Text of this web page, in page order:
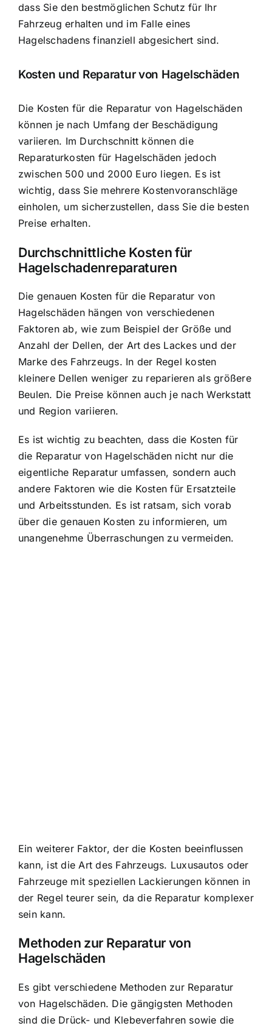
dass Sie den bestmöglichen Schutz für Ihr
Fahrzeug erhalten und im Falle eines
Hagelschadens finanziell abgesichert sind.
Kosten und Reparatur von Hagelschäden
Die Kosten für die Reparatur von Hagelschäden
können je nach Umfang der Beschädigung
variieren. Im Durchschnitt können die
Reparaturkosten für Hagelschäden jedoch
zwischen 500 und 2000 Euro liegen. Es ist
wichtig, dass Sie mehrere Kostenvoranschläge
einholen, um sicherzustellen, dass Sie die besten
Preise erhalten.
Durchschnittliche Kosten für
Hagelschadenreparaturen
Die genauen Kosten für die Reparatur von
Hagelschäden hängen von verschiedenen
Faktoren ab, wie zum Beispiel der Größe und
Anzahl der Dellen, der Art des Lackes und der
Marke des Fahrzeugs. In der Regel kosten
kleinere Dellen weniger zu reparieren als größere
Beulen. Die Preise können auch je nach Werkstatt
und Region variieren.
Es ist wichtig zu beachten, dass die Kosten für
die Reparatur von Hagelschäden nicht nur die
eigentliche Reparatur umfassen, sondern auch
andere Faktoren wie die Kosten für Ersatzteile
und Arbeitsstunden. Es ist ratsam, sich vorab
über die genauen Kosten zu informieren, um
unangenehme Überraschungen zu vermeiden.
Ein weiterer Faktor, der die Kosten beeinflussen
kann, ist die Art des Fahrzeugs. Luxusautos oder
Fahrzeuge mit speziellen Lackierungen können in
der Regel teurer sein, da die Reparatur komplexer
sein kann.
Methoden zur Reparatur von
Hagelschäden
Es gibt verschiedene Methoden zur Reparatur
von Hagelschäden. Die gängigsten Methoden
sind die Drück- und Klebeverfahren sowie die